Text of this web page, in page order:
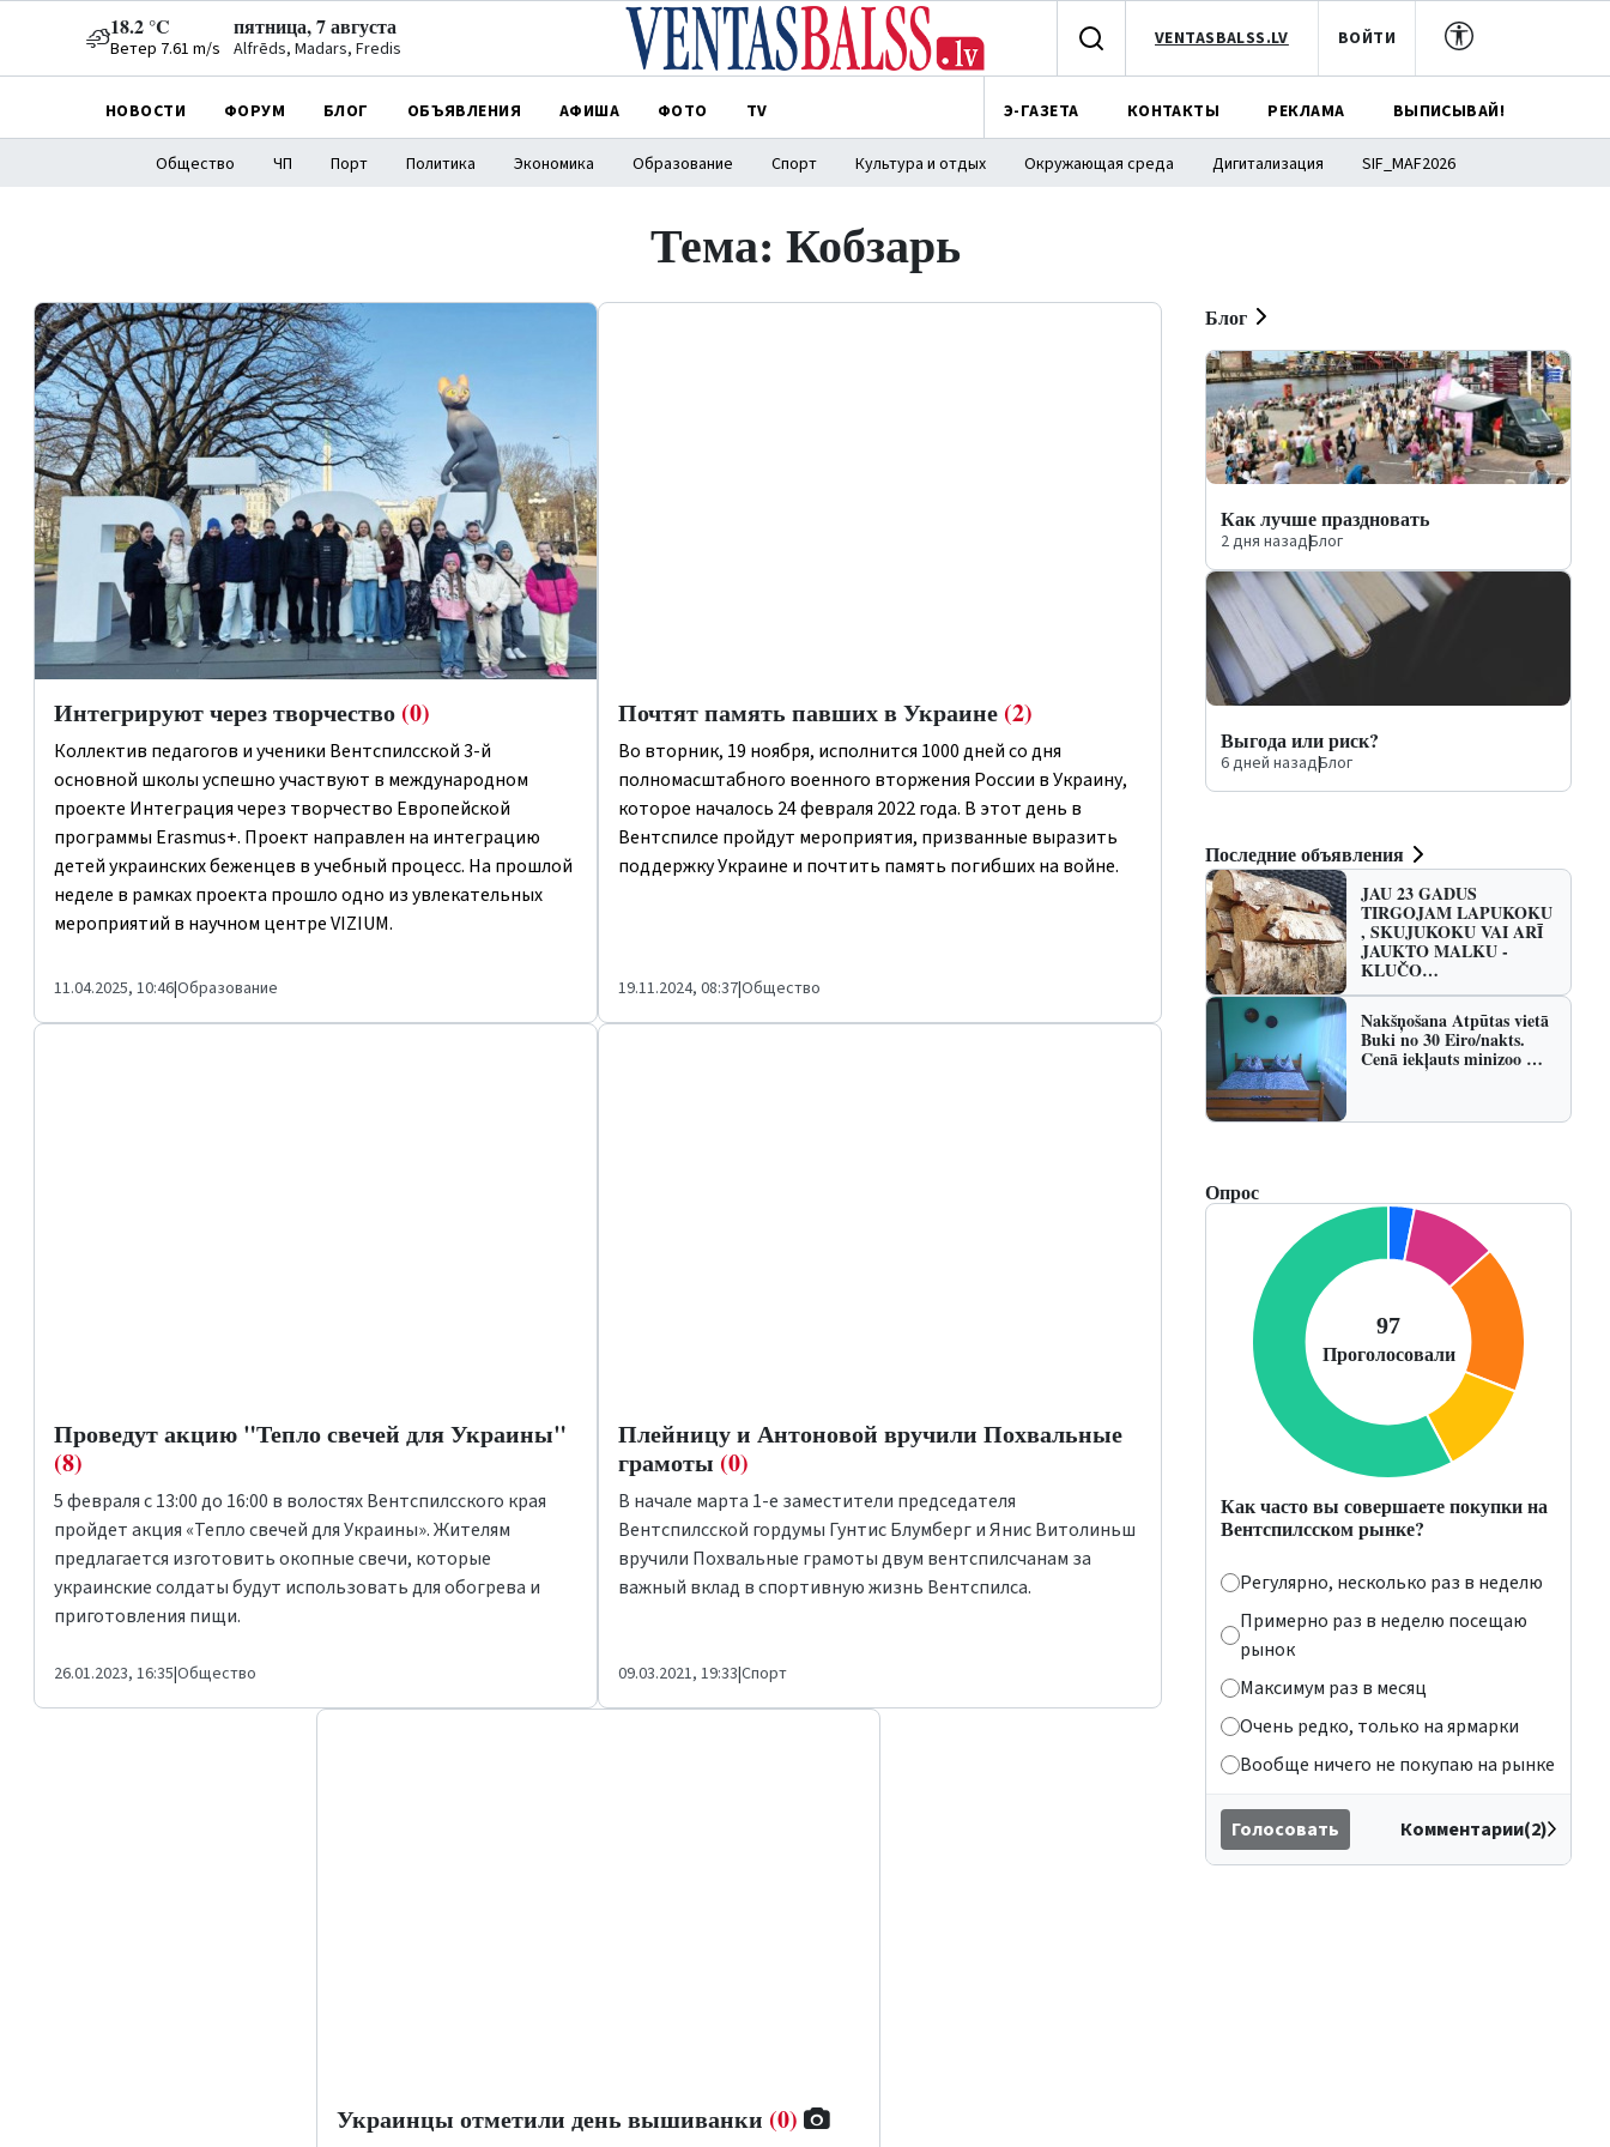
18.2 °C
Ветер 7.61 m/s
пятница, 7 августа
Alfrēds, Madars, Fredis VENTASBALSS.LV ВОЙТИ
НОВОСТИ ФОРУМ БЛОГ ОБЪЯВЛЕНИЯ АФИША ФОТО TV Э-ГАЗЕТА КОНТАКТЫ РЕКЛАМА ВЫПИСЫВАЙ!
Общество ЧП Порт Политика Экономика Образование Спорт Культура и отдых Окружающая среда Дигитализация SIF_MAF2026
Тема: Кобзарь
Интегрируют через творчество (0)
Коллектив педагогов и ученики Вентспилсской 3-й
основной школы успешно участвуют в международном
проекте Интеграция через творчество Европейской
программы Erasmus+. Проект направлен на интеграцию
детей украинских беженцев в учебный процесс. На прошлой
неделе в рамках проекта прошло одно из увлекательных
мероприятий в научном центреVIZIUM.
11.04.2025, 10:46|Образование
Почтят память павших в Украине (2)
Во вторник, 19 ноября, исполнится 1000 дней со дня
полномасштабного военного вторжения России в Украину,
которое началось 24 февраля 2022 года. В этот день в
Вентспилсе пройдут мероприятия, призванные выразить
поддержку Украине и почтить память погибших на войне.
19.11.2024, 08:37|Общество
Проведут акцию "Тепло свечей для Украины"
(8)
5 февраля с 13:00 до 16:00 в волостях Вентспилсского края
пройдет акция «Тепло свечей для Украины». Жителям
предлагается изготовить окопные свечи, которые
украинские солдаты будут использовать для обогрева и
приготовления пищи.
26.01.2023, 16:35|Общество
Плейницу и Антоновой вручили Похвальные
грамоты (0)
В начале марта 1-е заместители председателя
Вентспилсской гордумы Гунтис Блумберг и Янис Витолиньш
вручили Похвальные грамоты двум вентспилсчанам за
важный вклад в спортивную жизнь Вентспилса.
09.03.2021, 19:33|Спорт
Украинцы отметили день вышиванки (0)
Блог
Как лучше праздновать
2 дня назад|Блог
Выгода или риск?
6 дней назад|Блог
Последние объявления
JAU 23 GADUS
TIRGOJAM LAPUKOKU
, SKUJUKOKU VAI ARĪ
JAUKTO MALKU -
KLUČO…
Nakšņošana Atpūtas vietā
Buki no 30 Eiro/nakts.
Cenā iekļauts minizoo …
Опрос
Как часто вы совершаете покупки на
Вентспилсском рынке?
Регулярно, несколько раз в неделю
Примерно раз в неделю посещаю
рынок
Максимум раз в месяц
Очень редко, только на ярмарки
Вообще ничего не покупаю на рынке
Голосовать Комментарии(2)